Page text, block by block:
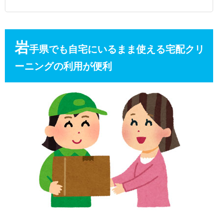
岩手県でも自宅にいるまま使える宅配クリ
ーニングの利用が便利